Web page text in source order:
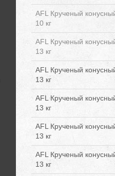
AFL Крученый
10 кг
AFL Крученый
13 кг
AFL Крученый
13 кг
AFL Крученый
13 кг
AFL Крученый
13 кг
AFL Крученый
13 кг